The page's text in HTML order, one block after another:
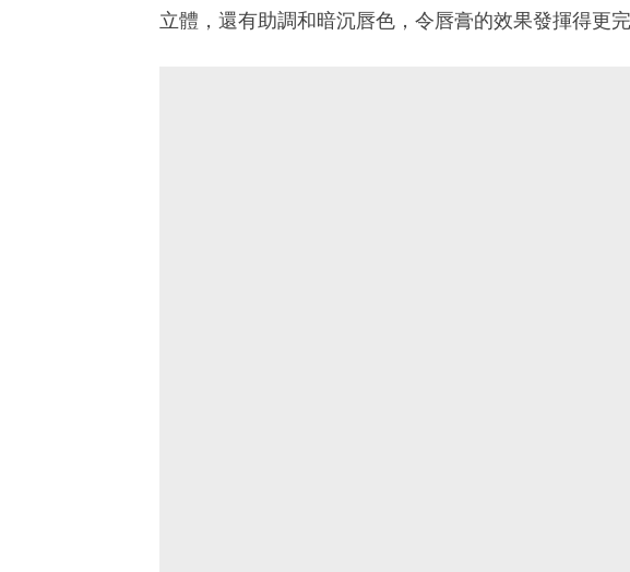
立體，還有助調和暗沉唇色，令唇膏的效果發揮得更完